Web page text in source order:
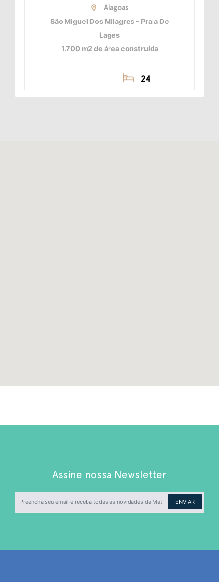
Alagoas
São Miguel Dos Milagres - Praia De
Lages
1.700 m2 de área construída
24
Assine nossa Newsletter
ENVIAR